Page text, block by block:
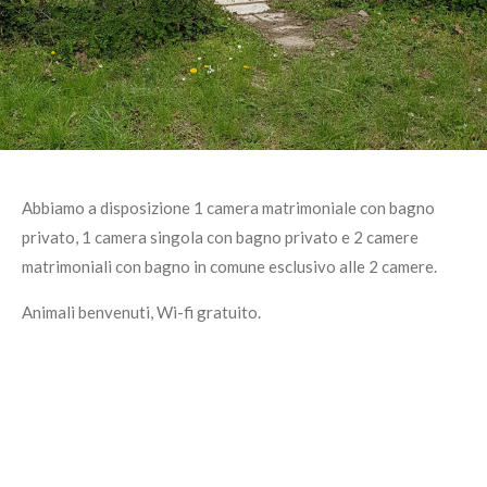
Abbiamo a disposizione 1 camera matrimoniale con bagno
privato, 1 camera singola con bagno privato e 2 camere
matrimoniali con bagno in comune esclusivo alle 2 camere.
Animali benvenuti, Wi-fi gratuito.